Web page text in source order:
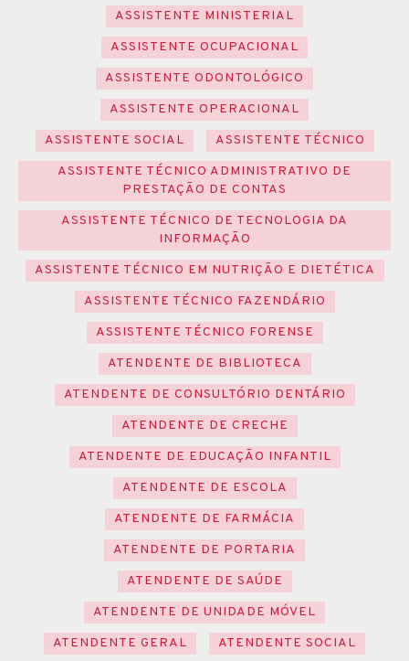
ASSISTENTE MINISTERIAL
ASSISTENTE OCUPACIONAL
ASSISTENTE ODONTOLÓGICO
ASSISTENTE OPERACIONAL
ASSISTENTE SOCIAL
ASSISTENTE TÉCNICO
ASSISTENTE TÉCNICO ADMINISTRATIVO DE
PRESTAÇÃO DE CONTAS
ASSISTENTE TÉCNICO DE TECNOLOGIA DA
INFORMAÇÃO
ASSISTENTE TÉCNICO EM NUTRIÇÃO E DIETÉTICA
ASSISTENTE TÉCNICO FAZENDÁRIO
ASSISTENTE TÉCNICO FORENSE
ATENDENTE DE BIBLIOTECA
ATENDENTE DE CONSULTÓRIO DENTÁRIO
ATENDENTE DE CRECHE
ATENDENTE DE EDUCAÇÃO INFANTIL
ATENDENTE DE ESCOLA
ATENDENTE DE FARMÁCIA
ATENDENTE DE PORTARIA
ATENDENTE DE SAÚDE
ATENDENTE DE UNIDADE MÓVEL
ATENDENTE GERAL
ATENDENTE SOCIAL